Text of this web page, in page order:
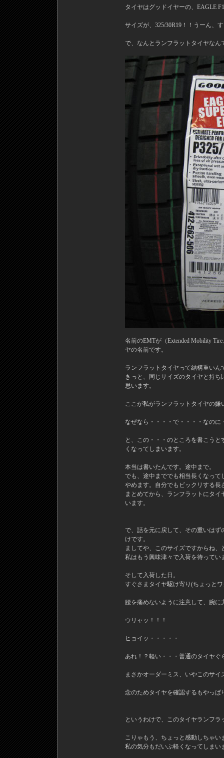
タイヤはグッドイヤーの、EAGLE
サイズが、325/30R19！！うーん、
で、なんとランフラットタイヤなん
名前のEMTが（Extended Mobility
ヤの名前です。
ランフラットタイヤって結構重いん
きっと、同じサイズのタイヤと持
思います。
ここが私がランフラットタイヤの嫌
なぜなら・・・・で・・・・なのに
と、この・・・のところを書こう
くなってしまいます。
本当は書いたんです。途中まで。
でも、途中まででも相当長くなっ
やめます。自分でもビックリする
まとめてから、ランフラットにタ
います。
で、話を元に戻して、その重いは
けです。
ましてや、このサイズですからね、
私はもう興味津々で入荷を待ってい
そして入荷した日。
すぐさまタイヤ駆け寄り(ちょっと
腰を痛めないように注意して、腕
ウリャッ！！！
ヒョイッ・・・・・
あれ！？軽い・・・普通のタイヤぐ
まさかオーダーミス、いやこのサ
念のためタイヤを確認するもやっぱ
というわけで、このタイヤランフ
こりゃもう、ちょっと感動しちゃい
私の気分もだいぶ軽くなってしまい